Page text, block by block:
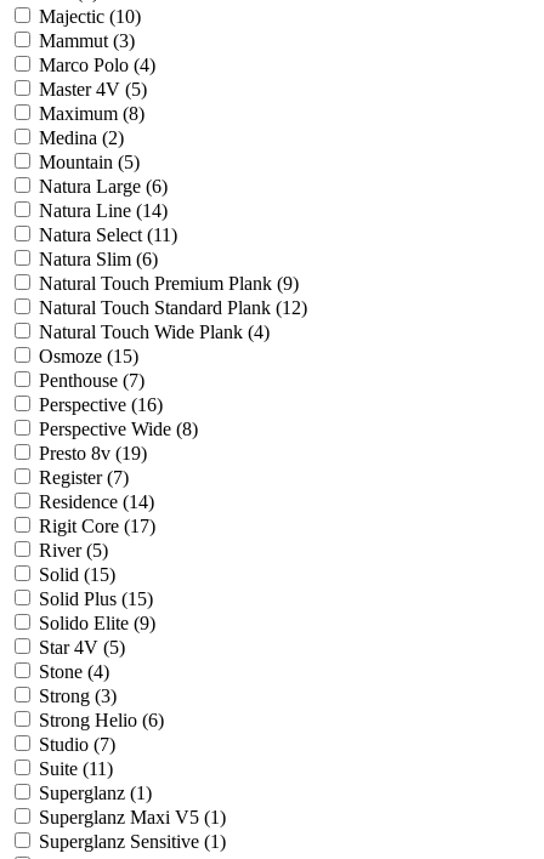
Majectic (10)
Mammut (3)
Marco Polo (4)
Master 4V (5)
Maximum (8)
Medina (2)
Mountain (5)
Natura Large (6)
Natura Line (14)
Natura Select (11)
Natura Slim (6)
Natural Touch Premium Plank (9)
Natural Touch Standard Plank (12)
Natural Touch Wide Plank (4)
Osmoze (15)
Penthouse (7)
Perspective (16)
Perspective Wide (8)
Presto 8v (19)
Register (7)
Residence (14)
Rigit Core (17)
River (5)
Solid (15)
Solid Plus (15)
Solido Elite (9)
Star 4V (5)
Stone (4)
Strong (3)
Strong Helio (6)
Studio (7)
Suite (11)
Superglanz (1)
Superglanz Maxi V5 (1)
Superglanz Sensitive (1)